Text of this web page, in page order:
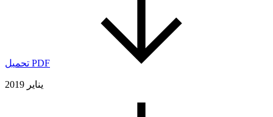
تحميل PDF
يناير 2019